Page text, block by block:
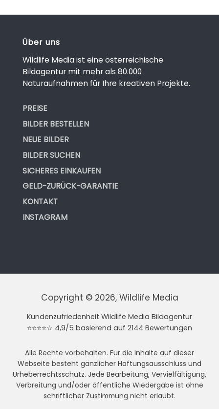
Über uns
Wildlife Media ist eine österreichische
Bildagentur mit mehr als 80.000
Naturaufnahmen für Ihre kreativen Projekte.
PREISE
BILDER BESTELLEN
NEUE BILDER
BILDER SUCHEN
SICHERES EINKAUFEN
GELD-ZURÜCK-GARANTIE
KONTAKT
INSTAGRAM
Copyright © 2026, Wildlife Media
Kundenzufriedenheit Wildlife Media Bildagentur
⭐⭐⭐⭐☆ 4,9/5 basierend auf 2144 Bewertungen
Alle Rechte vorbehalten. Für die Inhalte auf dieser
Webseite besteht gänzlicher Haftungsausschluss und
Urheberrechtsschutz. Jede Bearbeitung, Vervielfältigung,
Verbreitung und/oder öffentliche Wiedergabe ist ohne
schriftlicher Zustimmung nicht erlaubt.